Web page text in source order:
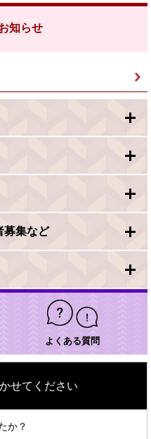
知らせ
募集など
よくある質問
せてください
か？